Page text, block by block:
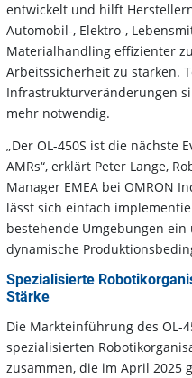
entwickelt und hilft
Automobil-, Elektro-,
Materialhandling effizienter
Arbeitssicherheit zu stärken.
Infrastrukturveränderungen
mehr notwendig.
„Der OL-450S ist die nächste
AMRs“, erklärt Peter Lange,
Manager EMEA bei OMRON
lässt sich einfach
bestehende Umgebungen
dynamische
Spezialisierte
Stärke
Die Markteinführung des OL-
spezialisierten
zusammen, die im April 2025